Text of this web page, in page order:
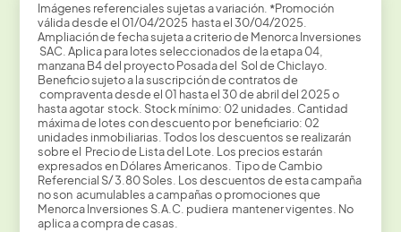
Imágenes referenciales sujetas a variación. *Promoción
válida desde el 01/04/2025 hasta el 30/04/2025.
Ampliación de fecha sujeta a criterio de Menorca Inversiones
SAC. Aplica para lotes seleccionados de la etapa 04,
manzana B4 del proyecto Posada del Sol de Chiclayo.
Beneficio sujeto a la suscripción de contratos de
compraventa desde el 01 hasta el 30 de abril del 2025 o
hasta agotar stock. Stock mínimo: 02 unidades. Cantidad
máxima de lotes con descuento por beneficiario: 02
unidades inmobiliarias. Todos los descuentos se realizarán
sobre el Precio de Lista del Lote. Los precios estarán
expresados en Dólares Americanos. Tipo de Cambio
Referencial S/ 3.80 Soles. Los descuentos de esta campaña
no son acumulables a campañas o promociones que
Menorca Inversiones S.A.C. pudiera mantener vigentes. No
aplica a compra de casas.